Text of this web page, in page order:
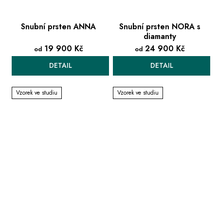
Snubní prsten ANNA
od19 900 Kč
DETAIL
Snubní prsten NORA s
diamanty
od24 900 Kč
DETAIL
Vzorek ve studiu Vzorek ve studiu